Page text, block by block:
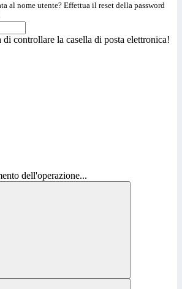
al nome utente? Effettua il reset della password
controllare la casella di posta elettronica!
dell'operazione...